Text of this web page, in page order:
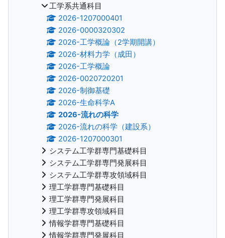
工学系共通科目
2026-1207000401
2026-0000320302
2026-工学概論（2学期開講）
2026-材料力学（成田）
2026-工学概論
2026-0020720201
2026-制御基礎
2026-生命科学A
2026-流れの科学
2026-流れの科学（建設系）
2026-1207000301
システム工学群専門基礎科目
システム工学群専門発展科目
システム工学群専攻領域科目
理工学群専門基礎科目
理工学群専門発展科目
理工学群専攻領域科目
情報学群専門基礎科目
情報学群専門発展科目